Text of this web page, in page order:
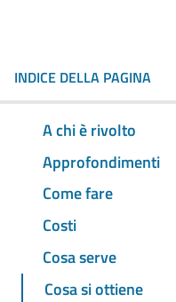
INDICE DELLA PAGINA
A chi è rivolto
Approfondimenti
Come fare
Costi
Cosa serve
Cosa si ottiene